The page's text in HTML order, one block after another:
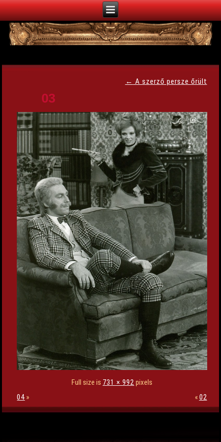
← A szerző persze őrült
03
Full size is 731 × 992 pixels
04 » «02